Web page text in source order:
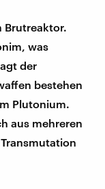
Brutreaktor.
was
der
bestehen
Plutonium.
aus mehreren